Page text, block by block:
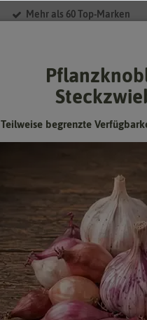
Mehr als 60 Top-Marken
BIO
Blätter oder
Aroma
Hersteller:
Artikelnummer:
Teilweise begrenzte